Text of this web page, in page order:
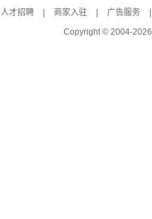
人才招聘 商家入驻 广告服务
Copyright © 2004-2026